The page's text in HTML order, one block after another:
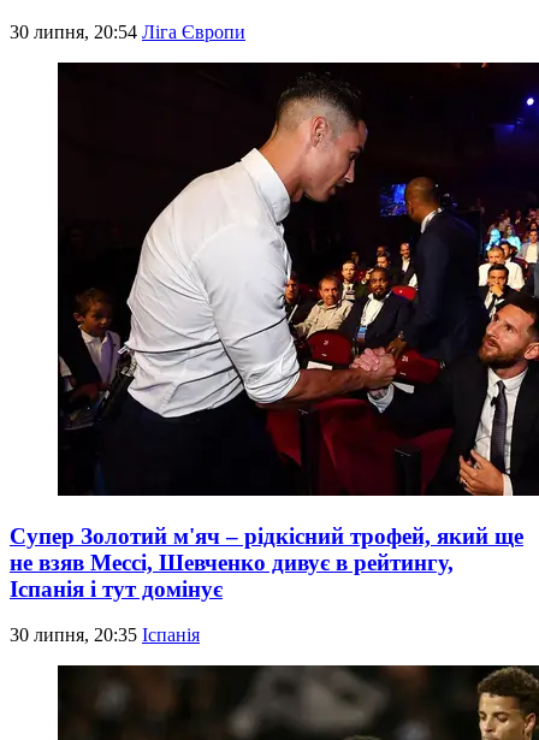
30 липня, 20:54 Ліга Європи
Супер Золотий м'яч – рідкісний трофей, який ще
не взяв Мессі, Шевченко дивує в рейтингу,
Іспанія і тут домінує
30 липня, 20:35 Іспанія